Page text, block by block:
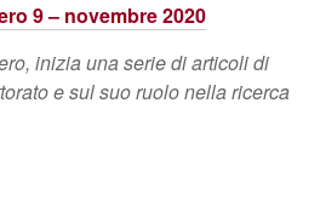
9 – novembre 2020
inizia una serie di articoli di
e sul suo ruolo nella ricerca